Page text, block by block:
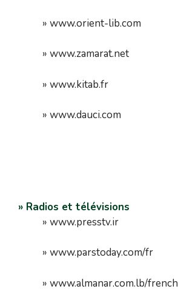
» www.orient-lib.com
» www.zamarat.net
» www.kitab.fr
» www.dauci.com
» Radios et télévisions
» www.presstv.ir
» www.parstoday.com/fr
» www.almanar.com.lb/french